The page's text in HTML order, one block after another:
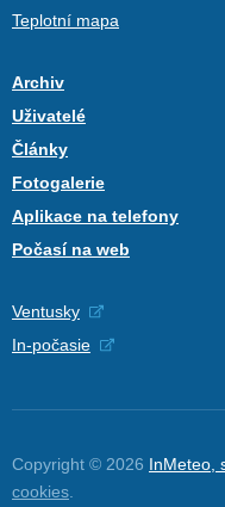
Teplotní mapa
Archiv
Uživatelé
Články
Fotogalerie
Aplikace na telefony
Počasí na web
Ventusky
In-počasie
Copyright © 2026 InMeteo,
cookies